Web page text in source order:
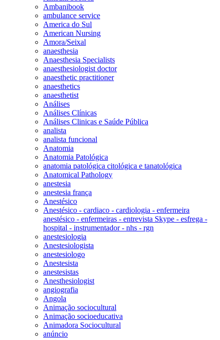
Ambanibook
ambulance service
America do Sul
American Nursing
Amora/Seixal
anaesthesia
Anaesthesia Specialists
anaesthesiologist doctor
anaesthetic practitioner
anaesthetics
anaesthetist
Análises
Análises Clínicas
Análises Clinicas e Saúde Pública
analista
analista funcional
Anatomia
Anatomia Patológica
anatomia patológica citológica e tanatológica
Anatomical Pathology
anestesia
anestesia frança
Anestésico
Anestésico - cardiaco - cardiologia - enfermeira
anestésico - enfermeiras - entrevista Skype - esfrega -
hospital - instrumentador - nhs - rgn
anestesiologia
Anestesiologista
anestesiologo
Anestesista
anestesistas
Anesthesiologist
angiografia
Angola
Animação sociocultural
Animação socioeducativa
Animadora Sociocultural
anúncio